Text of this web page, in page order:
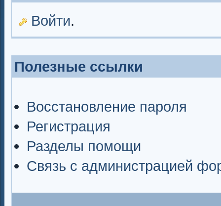
Войти.
Полезные ссылки
Восстановление пароля
Регистрация
Разделы помощи
Связь с администрацией